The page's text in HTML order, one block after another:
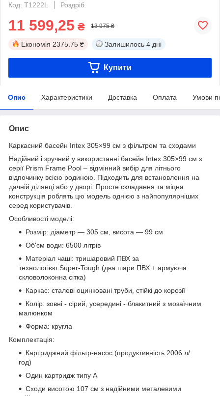
Код: T1222L
Роздріб
11 599,25 ₴ 13 975 ₴
Економія 2375.75 ₴ Залишилось 4 дні
Купити
Опис Характеристики Доставка Оплата Умови
Опис
Каркасний басейн Intex 305×99 см з фільтром та сходами
Надійний і зручний у використанні басейн Intex 305×99 см з
серії Prism Frame Pool – відмінний вибір для літнього
відпочинку всією родиною. Підходить для встановлення на
дачній ділянці або у дворі. Просте складання та міцна
конструкція роблять цю модель однією з найпопулярніших
серед користувачів.
Особливості моделі:
Розмір: діаметр — 305 см, висота — 99 см
Об'єм води: 6500 літрів
Матеріал чаші: тришаровий ПВХ за
технологією Super-Tough (два шари ПВХ + армуюча
скловолоконна сітка)
Каркас: сталеві оцинковані труби, стійкі до корозії
Колір: зовні - сірий, усередині - блакитний з мозаїчним
малюнком
Форма: кругла
Комплектація:
Картриджний фільтр-насос (продуктивність 2006 л/
год)
Один картридж типу A
Сходи висотою 107 см з надійними металевими